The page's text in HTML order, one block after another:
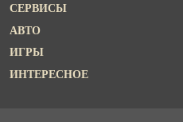
СЕРВИСЫ
АВТО
ИГРЫ
ИНТЕРЕСНОЕ